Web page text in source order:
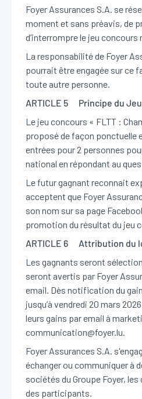
Foyer Assurances S.A. se
moment et sans préavis, de
d’interrompre le jeu concours
La responsabilité de Foyer
pourrait être engagée sur ce
toute autre personne.
ARTICLE 5 Principe du Jeu
Le jeu concours « FLTT :
proposé de façon ponctuelle
entrées pour 2 personnes
national en répondant au
Le futur gagnant reconnait
acceptent que Foyer
son nom sur sa page
promotion du résultat du jeu
ARTICLE 6 Attribution du
Les gagnants seront
seront avertis par Foyer
email. Dès notification du
jusqu’à vendredi 20 mars
leurs gains par email à
communication@foyer.lu.
Foyer Assurances S.A.
échanger ou communiquer à
sociétés du Groupe Foyer,
des participants.